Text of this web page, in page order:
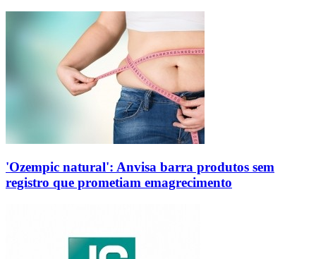
'Ozempic natural': Anvisa barra produtos sem
registro que prometiam emagrecimento